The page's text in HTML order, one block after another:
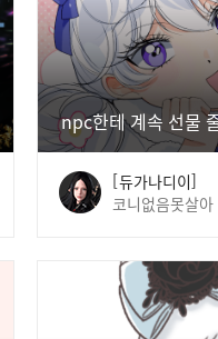
듀가나디이
코니없음못살아